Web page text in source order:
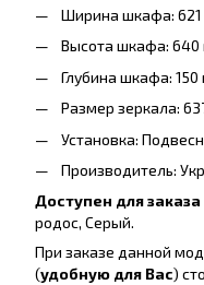
Ширина шкафа:
Высота шкафа:
Глубина шкафа:
Размер зеркала:
Установка:
Производитель:
Доступен для
родос, Серый.
При заказе данной
(удобную для Вас)